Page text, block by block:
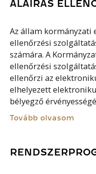
ALÁÍRÁS
Az állam kormányzati
ellenőrzési
számára. A
ellenőrzési
ellenőrzi az
elhelyezett
bélyegző
Tovább olvasom